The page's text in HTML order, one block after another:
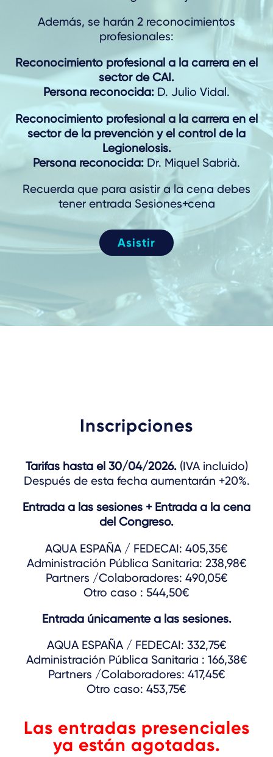
Además, se harán 2 reconocimientos
profesionales:
Reconocimiento profesional a la carrera en el
sector de CAI.
Persona reconocida: D. Julio Vidal.
Reconocimiento profesional a la carrera en el
sector de la prevención y el control de la
Legionelosis.
Persona reconocida: Dr. Miquel Sabrià.
Recuerda que para asistir a la cena debes
tener entrada Sesiones+cena
Asistir
Inscripciones
Tarifas hasta el 30/04/2026. (IVA incluido)
Después de esta fecha aumentarán +20%.
Entrada a las sesiones + Entrada a la cena
del Congreso.
AQUA ESPAÑA / FEDECAI: 405,35€
Administración Pública Sanitaria: 238,98€
Partners /Colaboradores: 490,05€
Otro caso : 544,50€
Entrada únicamente a las sesiones.
AQUA ESPAÑA / FEDECAI: 332,75€
Administración Pública Sanitaria : 166,38€
Partners /Colaboradores: 417,45€
Otro caso: 453,75€
Las entradas presenciales
ya están agotadas.